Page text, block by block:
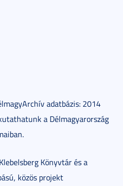
adatbázis: 2014
a Délmagyarország
Könyvtár és a
közös projekt